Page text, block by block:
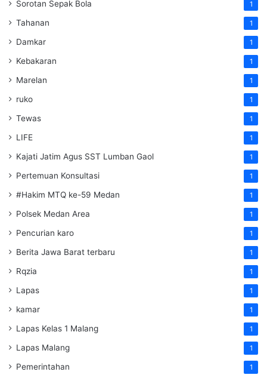
Sorotan Sepak Bola 1
Tahanan 1
Damkar 1
Kebakaran 1
Marelan 1
ruko 1
Tewas 1
LIFE 1
Kajati Jatim Agus SST Lumban Gaol 1
Pertemuan Konsultasi 1
#Hakim MTQ ke-59 Medan 1
Polsek Medan Area 1
Pencurian karo 1
Berita Jawa Barat terbaru 1
Rqzia 1
Lapas 1
kamar 1
Lapas Kelas 1 Malang 1
Lapas Malang 1
Pemerintahan 1